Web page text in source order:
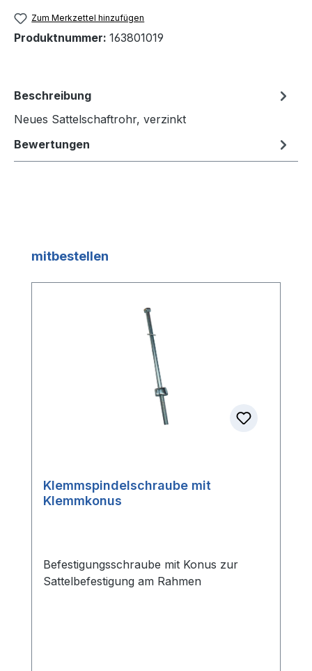
Zum Merkzettel hinzufügen
Produktnummer: 163801019
Beschreibung
Neues Sattelschaftrohr, verzinkt
Bewertungen
Produktgalerie überspringen
mitbestellen
Klemmspindelschraube mit
Klemmkonus
Befestigungsschraube mit Konus zur
Sattelbefestigung am Rahmen